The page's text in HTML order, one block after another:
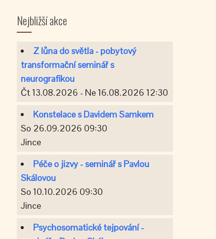
Nejbližší akce
Z lůna do světla - pobytový
transformační seminář s
neurografikou
Čt 13.08.2026 - Ne 16.08.2026 12:30
Konstelace s Davidem Samkem
So 26.09.2026 09:30
Jince
Péče o jizvy - seminář s Pavlou
Skálovou
So 10.10.2026 09:30
Jince
Psychosomatické tejpování -